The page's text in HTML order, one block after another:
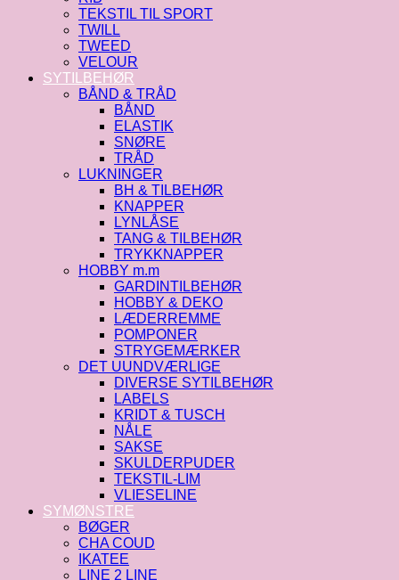
TEKSTIL TIL SPORT
TWILL
TWEED
VELOUR
SYTILBEHØR
BÅND & TRÅD
BÅND
ELASTIK
SNØRE
TRÅD
LUKNINGER
BH & TILBEHØR
KNAPPER
LYNLÅSE
TANG & TILBEHØR
TRYKKNAPPER
HOBBY m.m
GARDINTILBEHØR
HOBBY & DEKO
LÆDERREMME
POMPONER
STRYGEMÆRKER
DET UUNDVÆRLIGE
DIVERSE SYTILBEHØR
LABELS
KRIDT & TUSCH
NÅLE
SAKSE
SKULDERPUDER
TEKSTIL-LIM
VLIESELINE
SYMØNSTRE
BØGER
CHA COUD
IKATEE
LINE 2 LINE